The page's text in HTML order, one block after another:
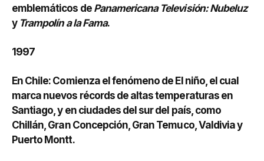
emblemáticos dePanamericana Televisión: Nubeluz
y Trampolín a la Fama.
1997
En Chile: Comienza el fenómeno de El niño, el cual
marca nuevos récords de altas temperaturas en
Santiago, y en ciudades del sur del país, como
Chillán, Gran Concepción, Gran Temuco, Valdivia y
Puerto Montt.